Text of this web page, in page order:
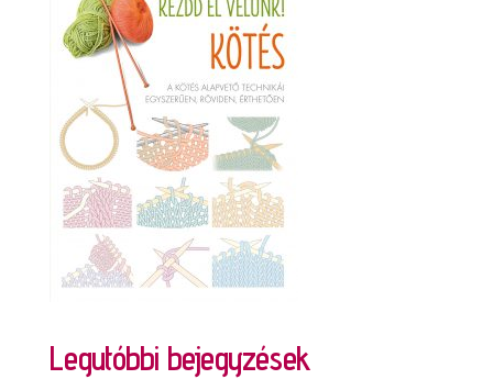
Legutóbbi bejegyzések